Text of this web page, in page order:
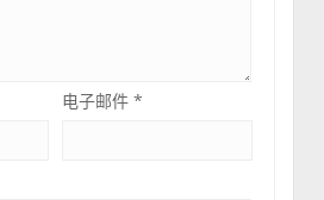
电子邮件*